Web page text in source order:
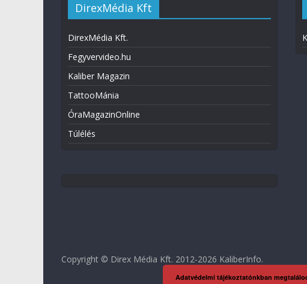
DirexMédia Kft
DirexMédia Kft.
Fegyvervideo.hu
Kaliber Magazin
TattooMánia
ÓraMagazinOnline
Túlélés
Copyright © Direx Média Kft. 2012-2026 KaliberInfo.
Adatvédelmi tájékoztatónkban